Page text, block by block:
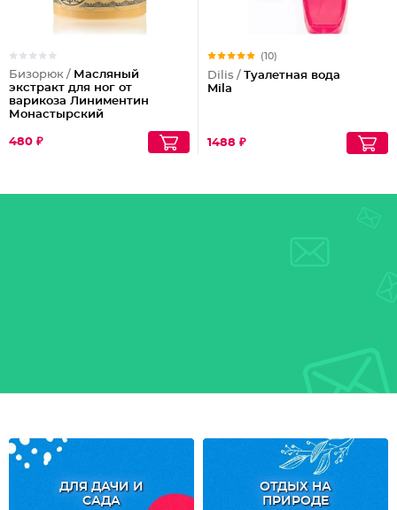
Бизорюк / Масляный
экстракт для ног от
варикоза Линиментин
Монастырский
480 ₽
(10)
Dilis / Туалетная вода
Mila
1488 ₽
ДЛЯ ДАЧИ И
САДА
ОТДЫХ НА
ПРИРОДЕ